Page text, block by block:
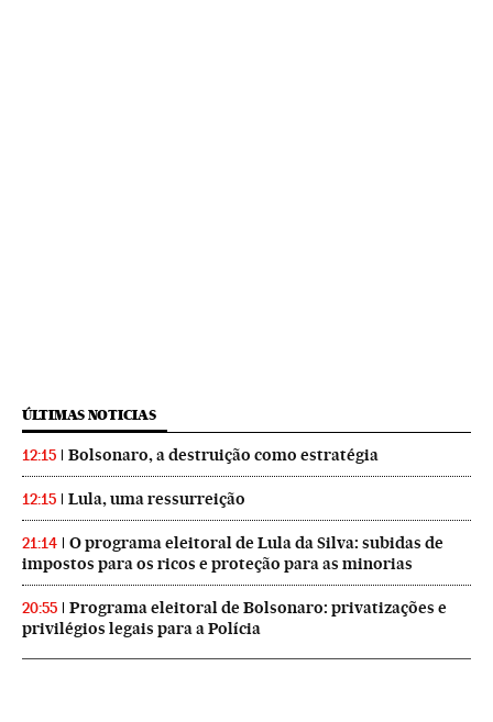
ÚLTIMAS NOTICIAS
12:15 Bolsonaro, a destruição como estratégia
12:15 Lula, uma ressurreição
21:14
O programa eleitoral de Lula da Silva: subidas de
impostos para os ricos e proteção para as minorias
20:55
Programa eleitoral de Bolsonaro: privatizações e
privilégios legais para a Polícia